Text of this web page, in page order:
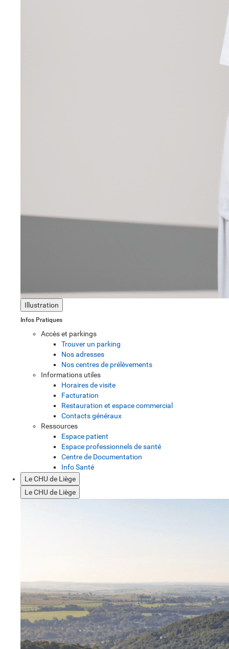
Illustration
Infos Pratiques
Accès et parkings
Trouver un parking
Nos adresses
Nos centres de prélèvements
Informations utiles
Horaires de visite
Facturation
Restauration et espace commercial
Contacts généraux
Ressources
Espace patient
Espace professionnels de santé
Centre de Documentation
Info Santé
Le CHU de Liège
Le CHU de Liège